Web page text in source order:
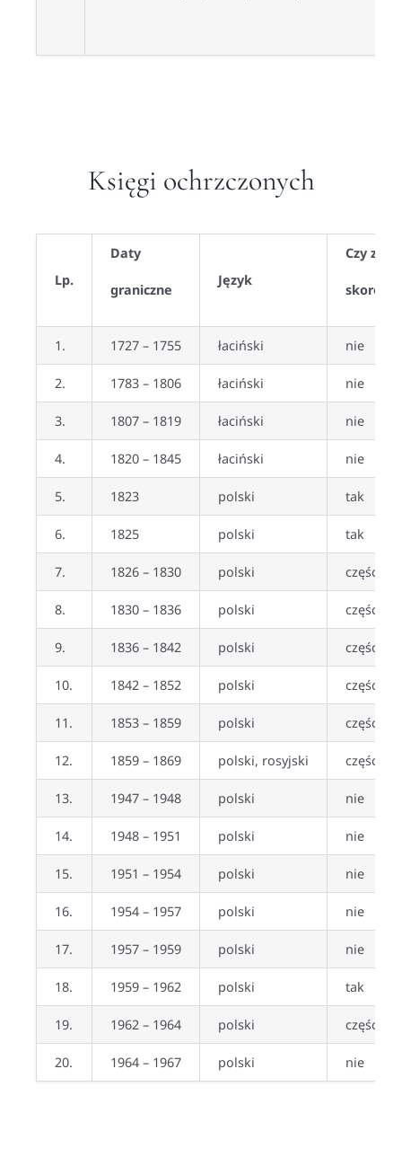
Księgi ochrzczonych
Lp.
Daty
graniczne
Język
Czy
1. 1727 – 1755 łaciński nie
2. 1783 – 1806 łaciński nie
3. 1807 – 1819 łaciński nie
4. 1820 – 1845 łaciński nie
5. 1823 polski tak
6. 1825 polski tak
7. 1826 – 1830 polski
8. 1830 – 1836 polski
9. 1836 – 1842 polski
10. 1842 – 1852 polski
11. 1853 – 1859 polski
12. 1859 – 1869 polski, rosyjski
13. 1947 – 1948 polski nie
14. 1948 – 1951 polski nie
15. 1951 – 1954 polski nie
16. 1954 – 1957 polski nie
17. 1957 – 1959 polski nie
18. 1959 – 1962 polski tak
19. 1962 – 1964 polski
20. 1964 – 1967 polski nie